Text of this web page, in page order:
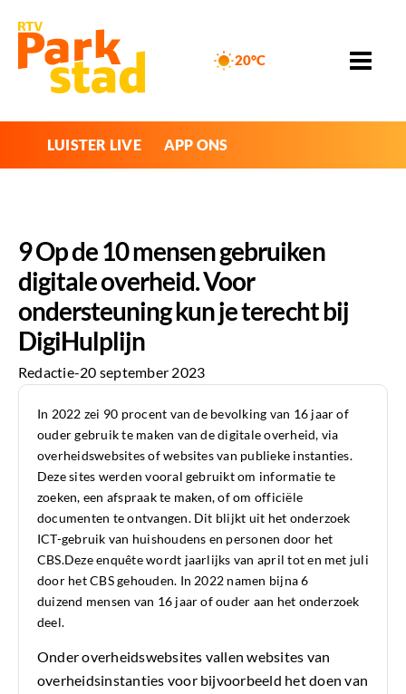
20°C
LUISTER LIVE APP ONS
9 Op de 10 mensen gebruiken
digitale overheid. Voor
ondersteuning kun je terecht bij
DigiHulplijn
Redactie-20 september 2023
In 2022 zei 90 procent van de bevolking van 16 jaar of
ouder gebruik te maken van de digitale overheid, via
overheidswebsites of websites van publieke instanties.
Deze sites werden vooral gebruikt om informatie te
zoeken, een afspraak te maken, of om officiële
documenten te ontvangen. Dit blijkt uit het onderzoek
ICT-gebruik van huishoudens en personen door het
CBS.Deze enquête wordt jaarlijks van april tot en met juli
door het CBS gehouden. In 2022 namen bijna6
duizend mensen van 16 jaarof ouder aan het onderzoek
deel.
Onder overheidswebsites vallen websites van
overheidsinstanties voor bijvoorbeeld het doen van